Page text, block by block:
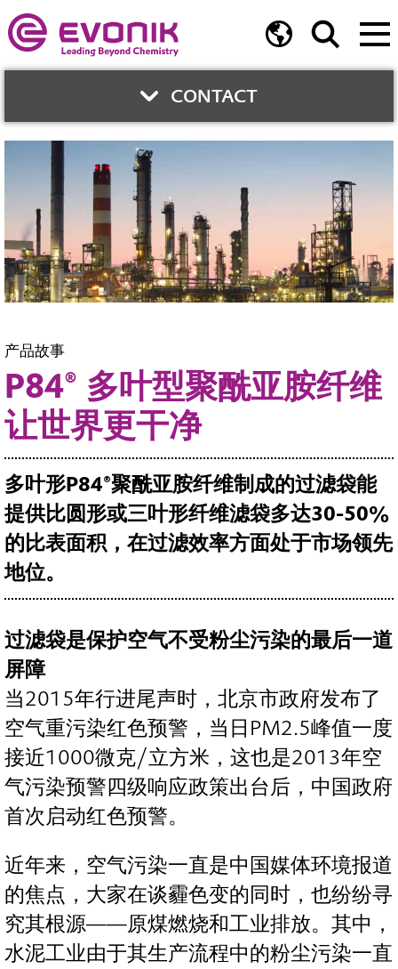
CONTACT
联系人
沈诚
Phone:+86 21 6119-1367
产品故事
P84® 多叶型聚酰亚胺纤维
让世界更干净
多叶形P84®聚酰亚胺纤维制成的过滤袋能
提供比圆形或三叶形纤维滤袋多达30-50%
的比表面积，在过滤效率方面处于市场领先
地位。
过滤袋是保护空气不受粉尘污染的最后一道
屏障
当2015年行进尾声时，北京市政府发布了
空气重污染红色预警，当日PM2.5峰值一度
接近1000微克/立方米，这也是2013年空
气污染预警四级响应政策出台后，中国政府
首次启动红色预警。
近年来，空气污染一直是中国媒体环境报道
的焦点，大家在谈霾色变的同时，也纷纷寻
究其根源——原煤燃烧和工业排放。其中，
水泥工业由于其生产流程中的粉尘污染一直